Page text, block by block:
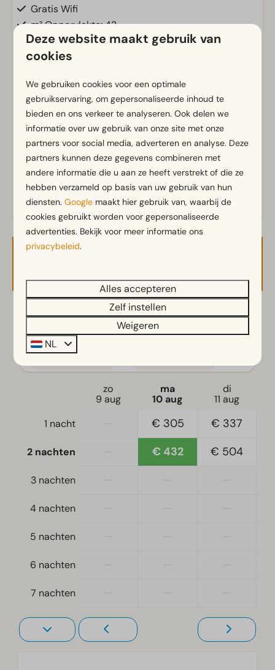
Gratis Wifi
m² Oppervlakte: 42
Parkeergelegenheid nabij vakantieverblijf
Badkamer(s) beneden: 1
Buiten
Parasol
Terras
Tuin
Tuinset
Keuken
Ingerichte keuken
Koelkast
Slaapkamer
Gelijkvloers
Televisie
Toon meer ↓
2 gasten
zo
9 aug
ma
10 aug
di
11 aug
1 nacht
€ 305 € 337
2 nachten € 432 € 504
3 nachten
4 nachten
5 nachten
6 nachten
7 nachten
Deze website maakt gebruik van
cookies
We gebruiken cookies voor een optimale
gebruikservaring, om gepersonaliseerde inhoud te
bieden en ons verkeer te analyseren. Ook delen we
informatie over uw gebruik van onze site met onze
partners voor social media, adverteren en analyse. Deze
partners kunnen deze gegevens combineren met
andere informatie die u aan ze heeft verstrekt of die ze
hebben verzameld op basis van uw gebruik van hun
diensten.Google maakt hier gebruik van, waarbij de
cookies gebruikt worden voor gepersonaliseerde
advertenties. Bekijk voor meer informatie ons
privacybeleid.
Alles accepteren
Zelf instellen
Weigeren
NL